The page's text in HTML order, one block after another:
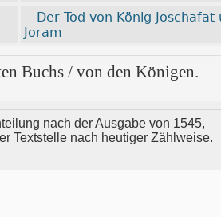
Der Tod von König
Joram
Buchs / von den Königen.
nach der Aus­ga­be von 1545,
Text­stel­le nach heu­ti­ger Zähl­wei­se.